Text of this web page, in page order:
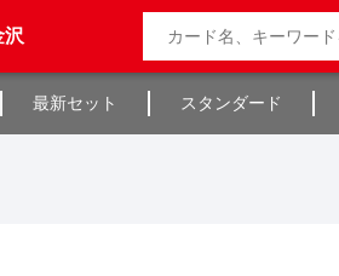
沢
最新セット スタンダード